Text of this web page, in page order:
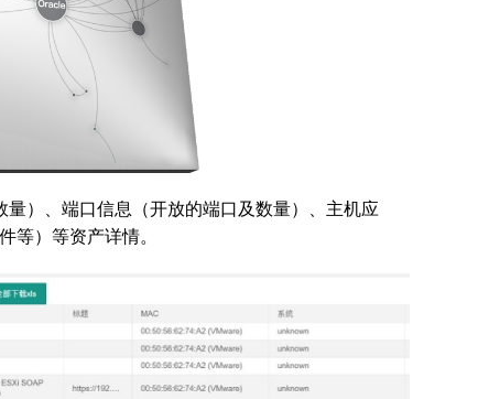
）、端口信息（开放的端口及数量）、主机应
等）等资产详情。